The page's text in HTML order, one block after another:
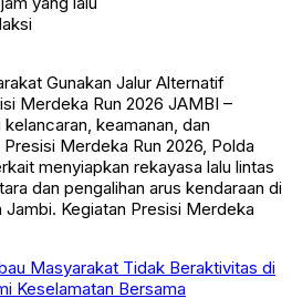
Gunakan Jalur Alternatif
Merdeka Run 2026 JAMBI –
keamanan, dan
Merdeka Run 2026, Polda
menyiapkan rekayasa lalu lintas
dan pengalihan arus kendaraan di
Jambi. Kegiatan Presisi Merdeka